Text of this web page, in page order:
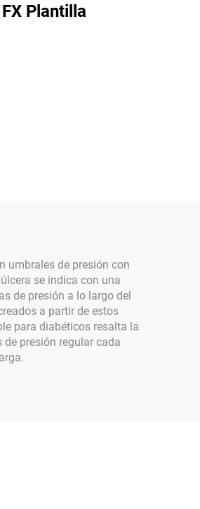
FX Plantilla
umbrales de presión con
se indica con una
de presión a lo largo del
a partir de estos
para diabéticos resalta la
presión regular cada